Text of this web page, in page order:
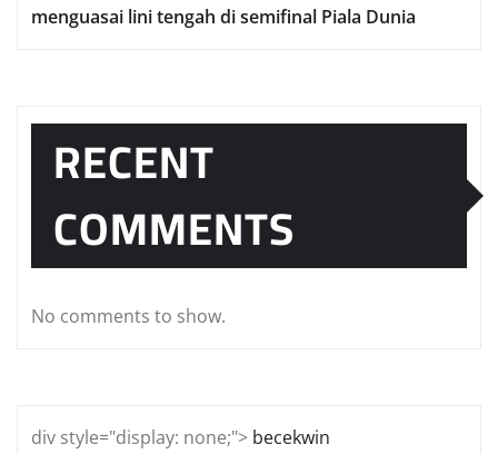
mеnguаѕаі lіnі tеngаh dі semifinal Piala Dunia
RECENT
COMMENTS
No comments to show.
div style="display: none;"> becekwin